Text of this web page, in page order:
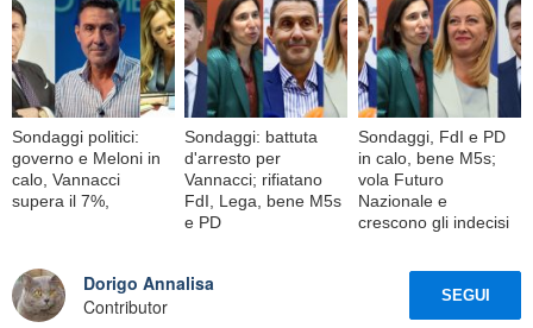
Sondaggi politici:
governo e Meloni in
calo, Vannacci
supera il 7%,
Sondaggi: battuta
d'arresto per
Vannacci; rifiatano
FdI, Lega, bene M5s
e PD
Sondaggi, FdI e PD
in calo, bene M5s;
vola Futuro
Nazionale e
crescono gli indecisi
Dorigo Annalisa
Contributor
SEGUI